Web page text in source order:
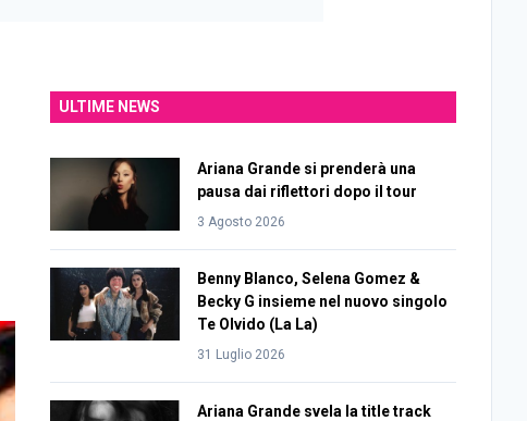
ULTIME NEWS
Ariana Grande si prenderà una
pausa dai riflettori dopo il tour
3 Agosto 2026
Benny Blanco, Selena Gomez &
Becky G insieme nel nuovo singolo
Te Olvido (La La)
31 Luglio 2026
Ariana Grande svela la title track